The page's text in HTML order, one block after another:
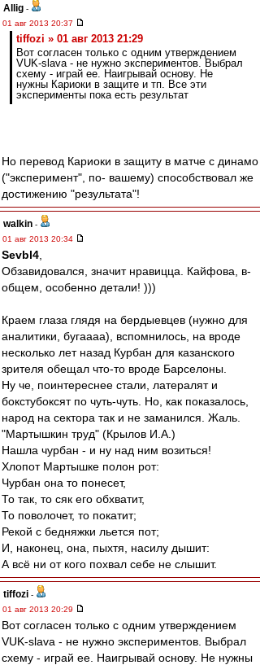
Allig -
01 авг 2013 20:37
tiffozi » 01 авг 2013 21:29
Вот согласен только с одним утверждением
VUK-slava - не нужно экспериментов. Выбрал
схему - играй ее. Наигрывай основу. Не
нужны Кариоки в защите и тп. Все эти
эксперименты пока есть результат
Но перевод Кариоки в защиту в матче с динамо
("эксперимент", по- вашему) способствовал же
достижению "результата"!
walkin -
01 авг 2013 20:34
Sevbl4
Обзавидовался, значит нравицца. Кайфова, в-
общем, особенно детали! )))
Краем глаза глядя на бердыевцев (нужно для
аналитики, бугаааа), вспомнилось, на вроде
несколько лет назад Курбан для казанского
зрителя обещал что-то вроде Барселоны.
Ну че, поинтереснее стали, латералят и
бокстубоксят по чуть-чуть. Но, как показалось,
народ на сектора так и не заманился. Жаль.
"Мартышкин труд" (Крылов И.А.)
Нашла чурбан - и ну над ним возиться!
Хлопот Мартышке полон рот:
Чурбан она то понесет,
То так, то сяк его обхватит,
То поволочет, то покатит;
Рекой с бедняжки льется пот;
И, наконец, она, пыхтя, насилу дышит:
А всё ни от кого похвал себе не слышит.
tiffozi -
01 авг 2013 20:29
Вот согласен только с одним утверждением
VUK-slava - не нужно экспериментов. Выбрал
схему - играй ее. Наигрывай основу. Не нужны